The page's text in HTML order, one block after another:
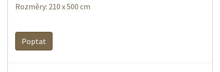
Rozměry: 210 x 500 cm
Poptat